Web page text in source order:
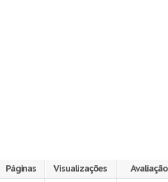
Páginas Visualizações
Avaliação